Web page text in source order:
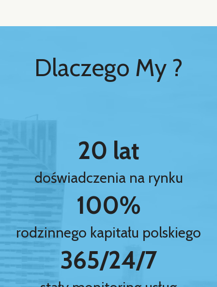
Dlaczego My ?
20 lat
doświadczenia na rynku
100%
rodzinnego kapitału polskiego
365/24/7